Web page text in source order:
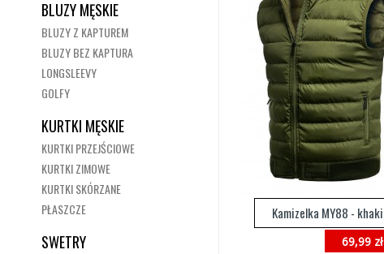
BLUZY MĘSKIE
BLUZY Z KAPTUREM
BLUZY BEZ KAPTURA
LONGSLEEVY
GOLFY
KURTKI MĘSKIE
KURTKI PRZEJŚCIOWE
KURTKI ZIMOWE
KURTKI SKÓRZANE
PŁASZCZE
SWETRY
Kamizelka MY88 - khaki
69,99 zł